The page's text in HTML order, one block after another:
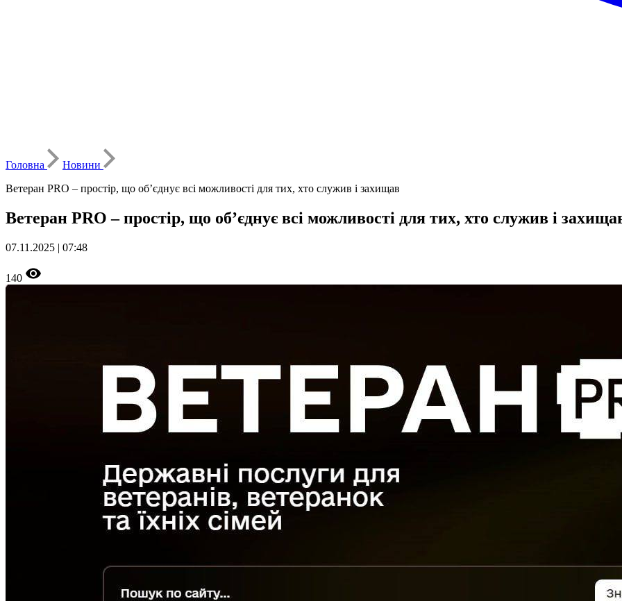
Головна
Новини
Ветеран PRO – простір, що об’єднує всі можливості для тих, хто служив і захищав
Ветеран PRO – простір, що об’єднує всі можливості для тих, хто служив і
07.11.2025 | 07:48
140